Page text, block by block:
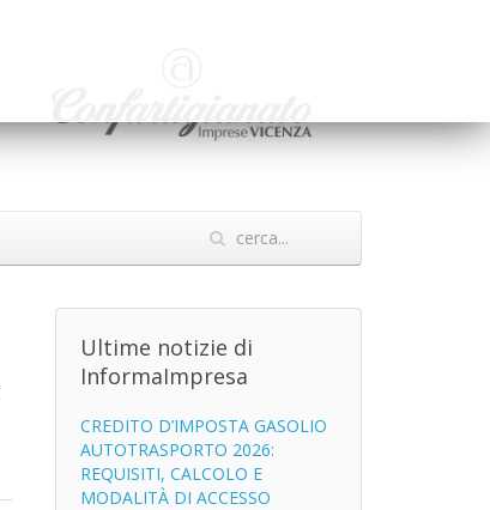
Ultime notizie di
InformaImpresa
CREDITO D’IMPOSTA GASOLIO
AUTOTRASPORTO 2026:
REQUISITI, CALCOLO E
MODALITÀ DI ACCESSO